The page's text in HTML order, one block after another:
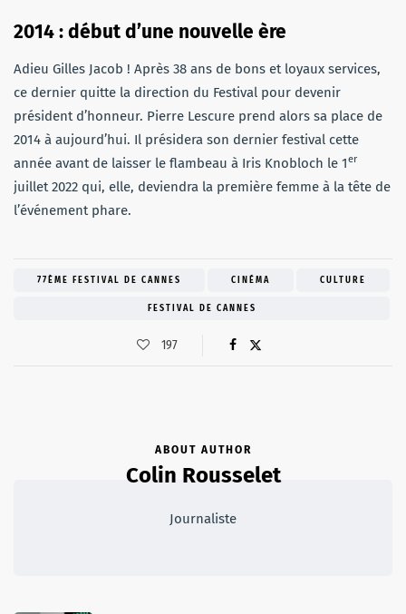
2014 : début d’une nouvelle ère
Adieu Gilles Jacob ! Après 38 ans de bons et loyaux services,
ce dernier quitte la direction du Festival pour devenir
président d’honneur. Pierre Lescure prend alors sa place de
2014 à aujourd’hui. Il présidera son dernier festival cette
année avant de laisser le flambeau à Iris Knobloch le 1er
juillet 2022 qui, elle, deviendra la première femme à la tête de
l’événement phare.
77ÈME FESTIVAL DE CANNES CINÉMA CULTURE
FESTIVAL DE CANNES
197
ABOUT AUTHOR
Colin Rousselet
Journaliste